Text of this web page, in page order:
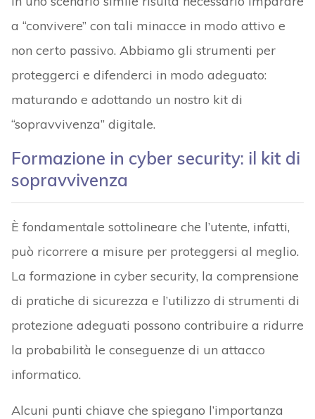
a “convivere” con tali minacce in modo attivo e
non certo passivo. Abbiamo gli strumenti per
proteggerci e difenderci in modo adeguato:
maturando e adottando un nostro kit di
“sopravvivenza” digitale.
Formazione in cyber security: il kit di
sopravvivenza
È fondamentale sottolineare che l’utente, infatti,
può ricorrere a misure per proteggersi al meglio.
La formazione in cyber security, la comprensione
di pratiche di sicurezza e l’utilizzo di strumenti di
protezione adeguati possono contribuire a ridurre
la probabilità le conseguenze di un attacco
informatico.
Alcuni punti chiave che spiegano l’importanza